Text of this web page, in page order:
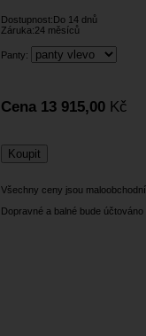
Dostupnost:Do 14 dnů
Záruka:24 měsíců
Panty:
Cena 13 915,00 Kč
Všechny ceny jsou
Dopravné a balné bude